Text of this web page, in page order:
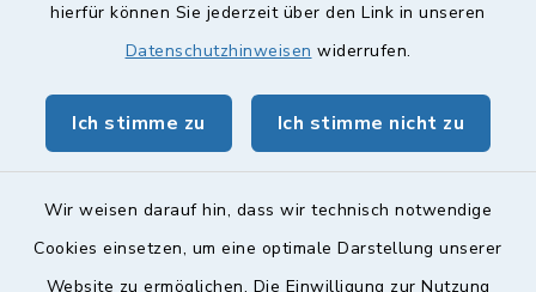
hierfür können Sie jederzeit über den Link in unseren
Datenschutzhinweisen widerrufen.
Ich stimme zu Ich stimme nicht zu
Wir weisen darauf hin, dass wir technisch notwendige
Cookies einsetzen, um eine optimale Darstellung unserer
Website zu ermöglichen. Die Einwilligung zur Nutzung
Landkreis Lichtenfels
geoPortal Lichtenfels